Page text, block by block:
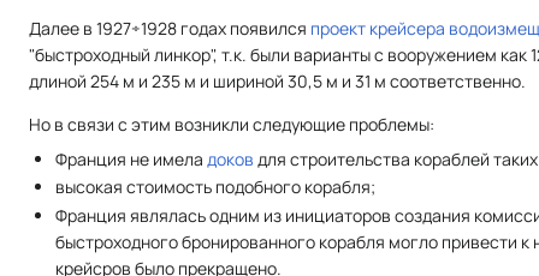
Далее в 1927÷1928 годах появился проект крейсера
"быстроходный линкор", т.к. были варианты с вооружением
длиной 254 м и 235 м и шириной 30,5 м и 31 м соответственно.
Но в связи с этим возникли следующие проблемы:
Франция не имеладоков для строительства кораблей
высокая стоимость подобного корабля;
Франция являлась одним из инициаторов создания
быстроходного бронированного корабля могло привести
крейсров было прекращено.